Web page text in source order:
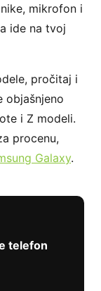
mikrofon i
ide na tvoj
pročitaj i
objašnjeno
i Z modeli.
procenu,
Galaxy.
telefon